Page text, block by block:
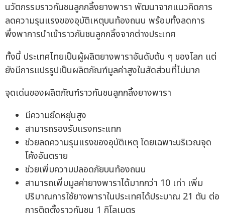
นวัตกรรมราวกันชนลูกกลิ้งยางพารา พัฒนาจากแนวคิดการ
ลดความรุนแรงของอุบัติเหตุบนท้องถนน พร้อมทั้งลดการ
พึ่งพาการนำเข้าราวกันชนลูกกลิ้งจากต่างประเทศ
ทั้งนี้ ประเทศไทยเป็นผู้ผลิตยางพาราอันดับต้น ๆ ของโลก แต่
ยังมีการแปรรูปเป็นผลิตภัณฑ์มูลค่าสูงในสัดส่วนที่ไม่มาก
จุดเด่นของผลิตภัณฑ์ราวกันชนลูกกลิ้งยางพารา
มีความยืดหยุ่นสูง
สามารถรองรับแรงกระแทก
ช่วยลดความรุนแรงของอุบัติเหตุ โดยเฉพาะบริเวณจุด
โค้งอันตราย
ช่วยเพิ่มความปลอดภัยบนท้องถนน
สามารถเพิ่มมูลค่ายางพาราได้มากกว่า 10 เท่า เพิ่ม
ปริมาณการใช้ยางพาราในประเทศได้ประมาณ 21 ตัน ต่อ
การติดตั้งราวกันชน 1 กิโลเมตร